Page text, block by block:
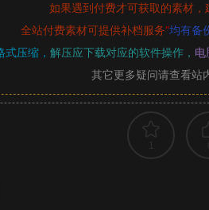
如果遇到付费才可获取的素材，
全站付费素材可提供补档服务“均有备
压缩， 解压应下载对应的软件操作，
其它更多疑问请查看站